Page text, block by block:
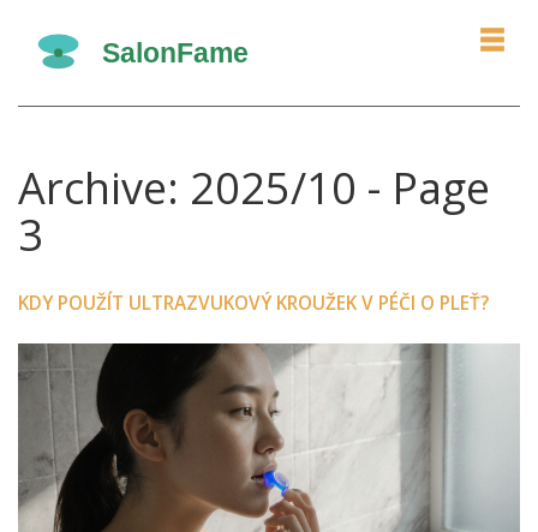
Archive: 2025/10 - Page
3
KDY POUŽÍT ULTRAZVUKOVÝ KROUŽEK V PÉČI O PLEŤ?